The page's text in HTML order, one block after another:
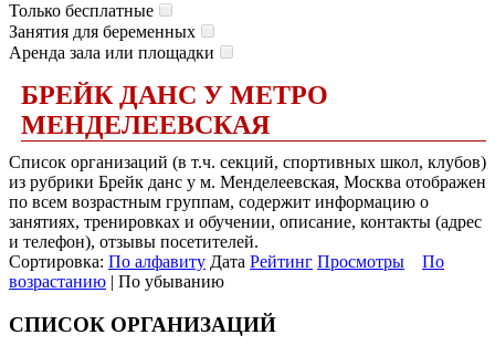
Только бесплатные
Занятия для беременных
Аренда зала или площадки
БРЕЙК ДАНС У МЕТРО
МЕНДЕЛЕЕВСКАЯ
Список организаций (в т.ч. секций, спортивных школ, клубов)
из рубрики Брейк данс у м. Менделеевская, Москва отображен
по всем возрастным группам, содержит информацию о
занятиях, тренировках и обучении, описание, контакты (адрес
и телефон), отзывы посетителей.
Сортировка: По алфавиту Дата Рейтинг Просмотры
По
возрастанию | По убыванию
СПИСОК ОРГАНИЗАЦИЙ